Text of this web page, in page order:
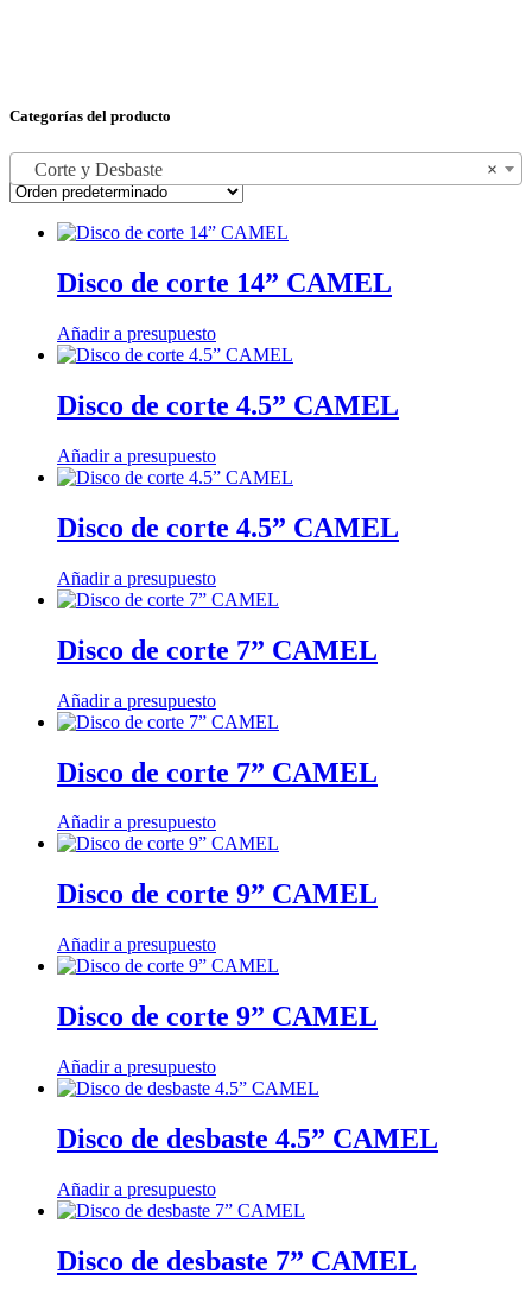
Categorías del producto
×
Corte y Desbaste
Disco de corte 14” CAMEL
Añadir a presupuesto
Disco de corte 4.5” CAMEL
Añadir a presupuesto
Disco de corte 4.5” CAMEL
Añadir a presupuesto
Disco de corte 7” CAMEL
Añadir a presupuesto
Disco de corte 7” CAMEL
Añadir a presupuesto
Disco de corte 9” CAMEL
Añadir a presupuesto
Disco de corte 9” CAMEL
Añadir a presupuesto
Disco de desbaste 4.5” CAMEL
Añadir a presupuesto
Disco de desbaste 7” CAMEL